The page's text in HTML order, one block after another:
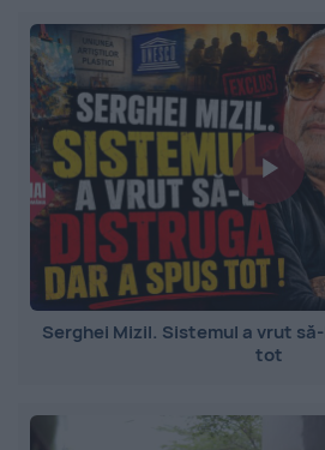
Serghei Mizil. Sistemul a vrut
tot